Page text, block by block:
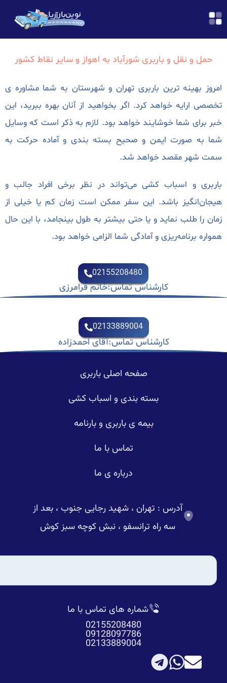
نقل و باربری شورآباد به اهواز و سایر نقاط کشور
ترین باربری تهران و شهرستان به شما مشاوره ی
خواهد کرد. اگر بخواهید از آنان بهره ببرید، این
شما خوشایند خواهد بود. لازم به ذکر است که وسایل
صورت ایمن و صحیح بسته بندی و آماده حرکت به
مقصد خواهد شد.
و اسباب کشی می‌تواند در نظر برخی افراد جالب و
باشد. این سفر ممکن است زمان کم یا خیلی از
طلب نماید و یا حتی بیشتر به طول بینجامد، با این حال
و آمادگی شما الزامی خواهد بود.
02155208480
کارشناس تماس:خانم فرامرزی
02133889004
کارشناس تماس:آقای احمدزاده
صفحه اصلی باربری
بسته بندی و اسباب کشی
بیمه ی باربری و بارنامه
تماس با ما
درباره ی ما
آدرس : تهران ، شهید رجایی جنوب ، بعد از
سه راه ترانسفو ، نبش کوچه سبز کوش
شماره های تماس با ما
02155208480
09128097786
02133889004